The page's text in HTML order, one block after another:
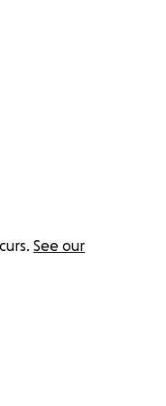
que me
ellos no
See our